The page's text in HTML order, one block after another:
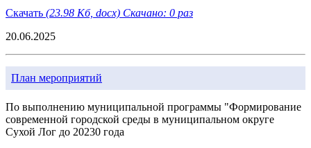
Скачать (23.98 Кб, docx) Скачано: 0 раз
20.06.2025
План мероприятий
По выполнению муниципальной программы "Формирование
современной городской среды в муниципальном округе
Сухой Лог до 20230 года